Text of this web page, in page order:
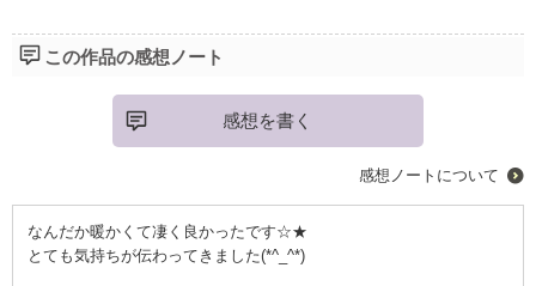
この作品の感想ノート
感想を書く
感想ノートについて
なんだか暖かくて凄く良かったです☆★
とても気持ちが伝わってきました(*^_^*)